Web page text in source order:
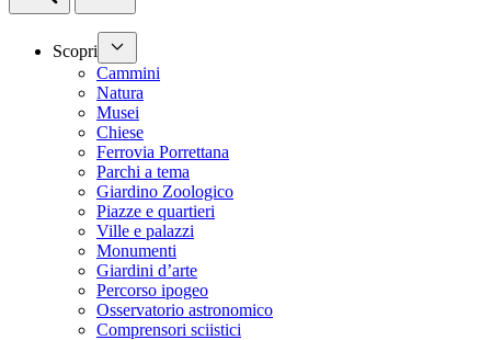
Scopri
Cammini
Natura
Musei
Chiese
Ferrovia Porrettana
Parchi a tema
Giardino Zoologico
Piazze e quartieri
Ville e palazzi
Monumenti
Giardini d’arte
Percorso ipogeo
Osservatorio astronomico
Comprensori sciistici